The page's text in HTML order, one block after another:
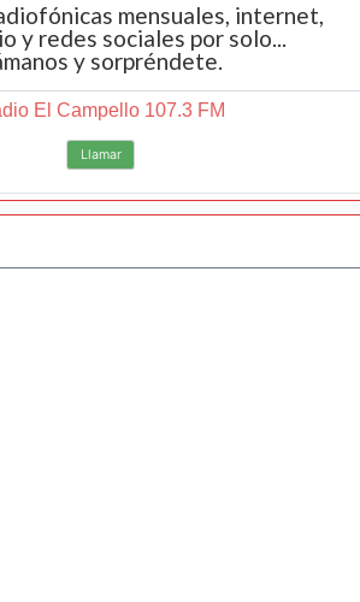
mensuales, internet,
y redes sociales por solo...
y sorpréndete.
El Campello 107.3 FM
Llamar